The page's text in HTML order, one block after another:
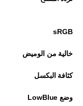
sRGB
خالية من الوميض
كثافة البكسل
وضع LowBlue